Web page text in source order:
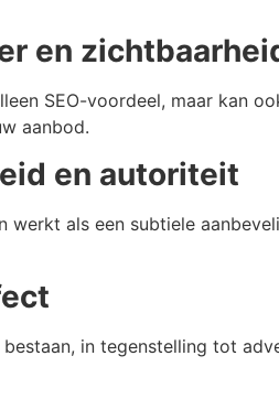
en
SEO-voordeel, maar kan
aanbod.
en autoriteit
werkt als een subtiele
in tegenstelling tot